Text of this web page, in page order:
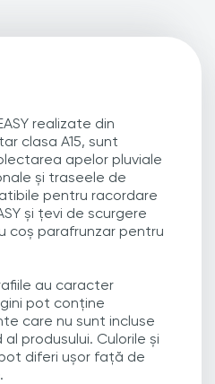
realizate din
clasa A15, sunt
apelor pluviale
și traseele de
pentru racordare
și țevi de scurgere
coș parafrunzar pentru
au caracter
pot conține
care nu sunt incluse
produsului. Culorile și
diferi ușor față de